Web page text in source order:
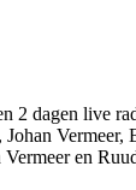
2 dagen live
en